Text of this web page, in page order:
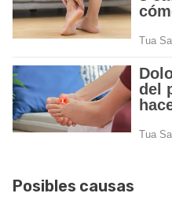
Posibles causas